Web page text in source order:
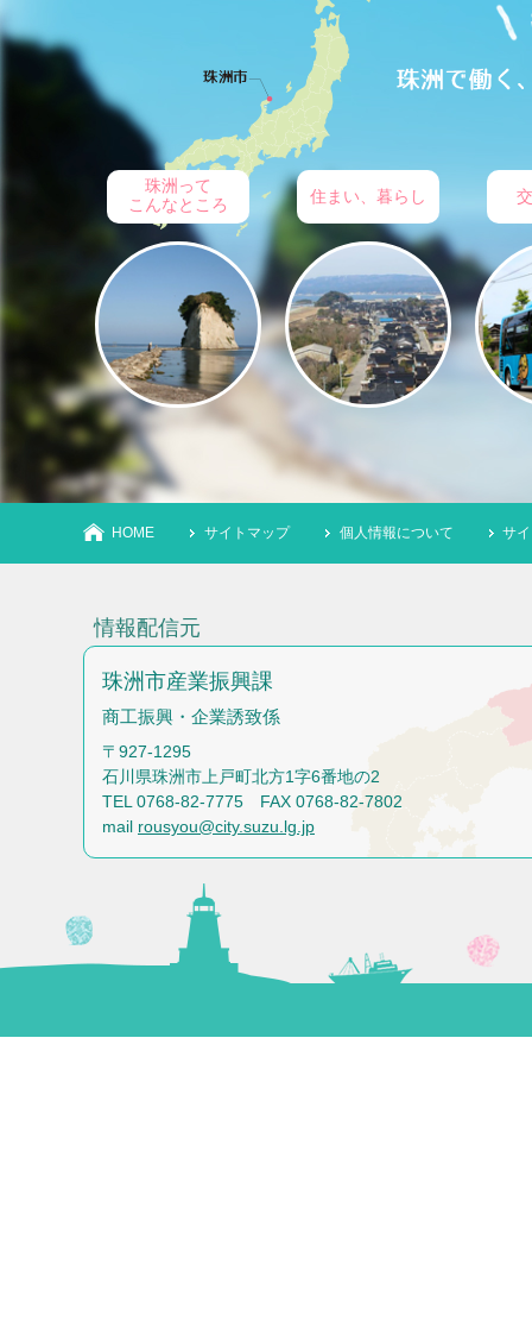
珠洲って
こんなところ
住まい、暮らし
HOME サイトマップ 個人情報について サ
情報配信元
珠洲市産業振興課
商工振興・企業誘致係
〒927-1295
石川県珠洲市上戸町北方1字6番地の2
TEL 0768-82-7775 FAX 0768-82-7802
mail rousyou@city.suzu.lg.jp